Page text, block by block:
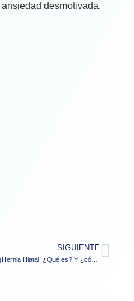
desmotivada.
SIGUIENTE
¡Hernia Hiatal! ¿Qué es? Y ¿cómo te afecta en tu salud?